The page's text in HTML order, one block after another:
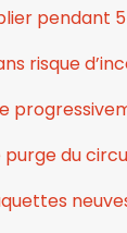
pendant 5
risque
du